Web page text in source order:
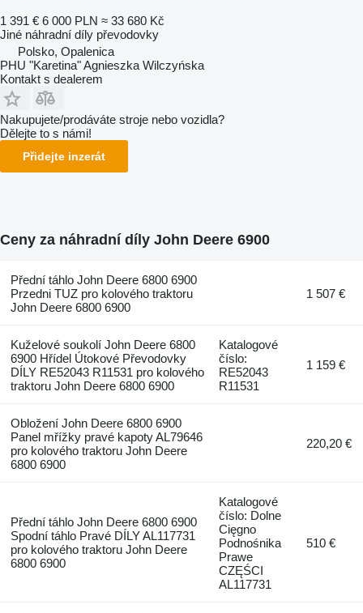
1 391 € 6 000 PLN ≈ 33 680 Kč
Jiné náhradní díly převodovky
Polsko, Opalenica
PHU "Karetina" Agnieszka Wilczyńska
Kontakt s dealerem
Nakupujete/prodáváte stroje nebo vozidla?
Dělejte to s námi!
Přidejte inzerát
Ceny za náhradní díly John Deere 6900
Přední táhlo John Deere 6800 6900
Przedni TUZ pro kolového traktoru
John Deere 6800 6900
1 507 €
Kuželové soukolí John Deere 6800
6900 Hřídel Útokové Převodovky
DÍLY RE52043 R11531 pro kolového
traktoru John Deere 6800 6900
Katalogové
číslo:
RE52043
R11531
1 159 €
Obložení John Deere 6800 6900
Panel mřížky pravé kapoty AL79646
pro kolového traktoru John Deere
6800 6900
220,20 €
Přední táhlo John Deere 6800 6900
Spodní táhlo Pravé DÍLY AL117731
pro kolového traktoru John Deere
6800 6900
Katalogové
číslo: Dolne
Cięgno
Podnośnika
Prawe
CZĘŚCI
AL117731
510 €